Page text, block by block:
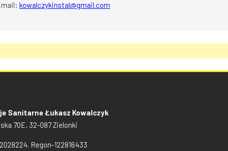
kowalczykinstal@gmail.com
Sanitarne Łukasz Kowalczyk
70E, 32-087 Zielonki
Regon-122816433